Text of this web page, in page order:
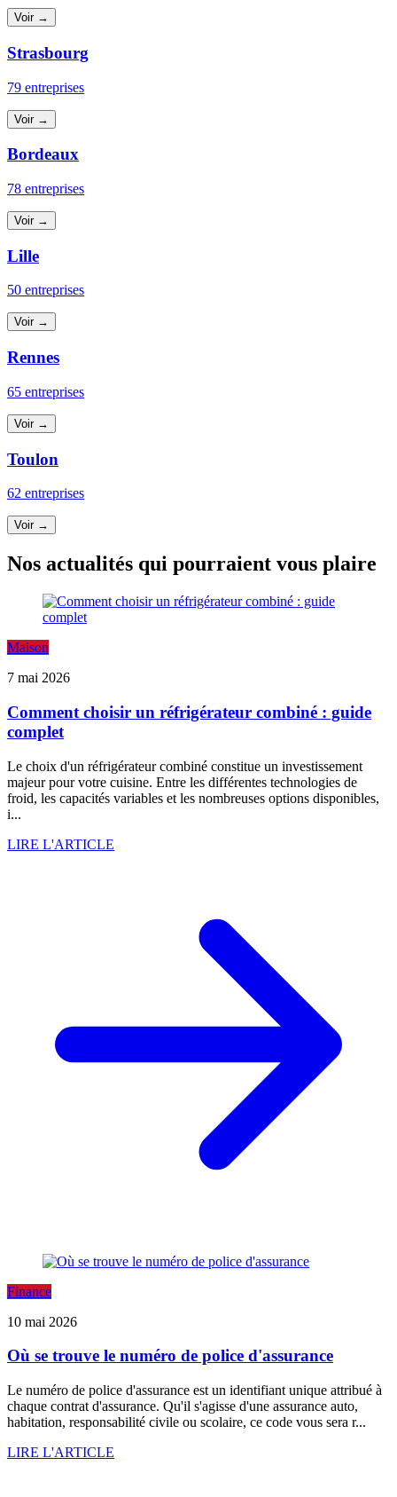
Voir →
Strasbourg
79 entreprises
Voir →
Bordeaux
78 entreprises
Voir →
Lille
50 entreprises
Voir →
Rennes
65 entreprises
Voir →
Toulon
62 entreprises
Voir →
Nos actualités qui pourraient vous plaire
Maison
7 mai 2026
Comment choisir un réfrigérateur combiné : guide
complet
Le choix d'un réfrigérateur combiné constitue un investissement
majeur pour votre cuisine. Entre les différentes technologies de
froid, les capacités variables et les nombreuses options disponibles,
i...
LIRE L'ARTICLE
Finance
10 mai 2026
Où se trouve le numéro de police d'assurance
Le numéro de police d'assurance est un identifiant unique attribué à
chaque contrat d'assurance. Qu'il s'agisse d'une assurance auto,
habitation, responsabilité civile ou scolaire, ce code vous sera r...
LIRE L'ARTICLE